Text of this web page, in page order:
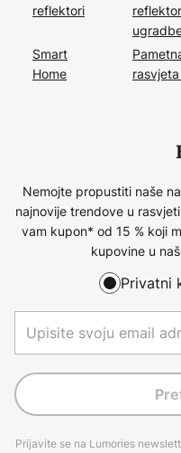
reflektori
Smart
Home
Nemojte propustiti naše
najnovije trendove u
vam kupon* od 15 % koji
kupovine u
Privatni
Prijavite se na Lumories